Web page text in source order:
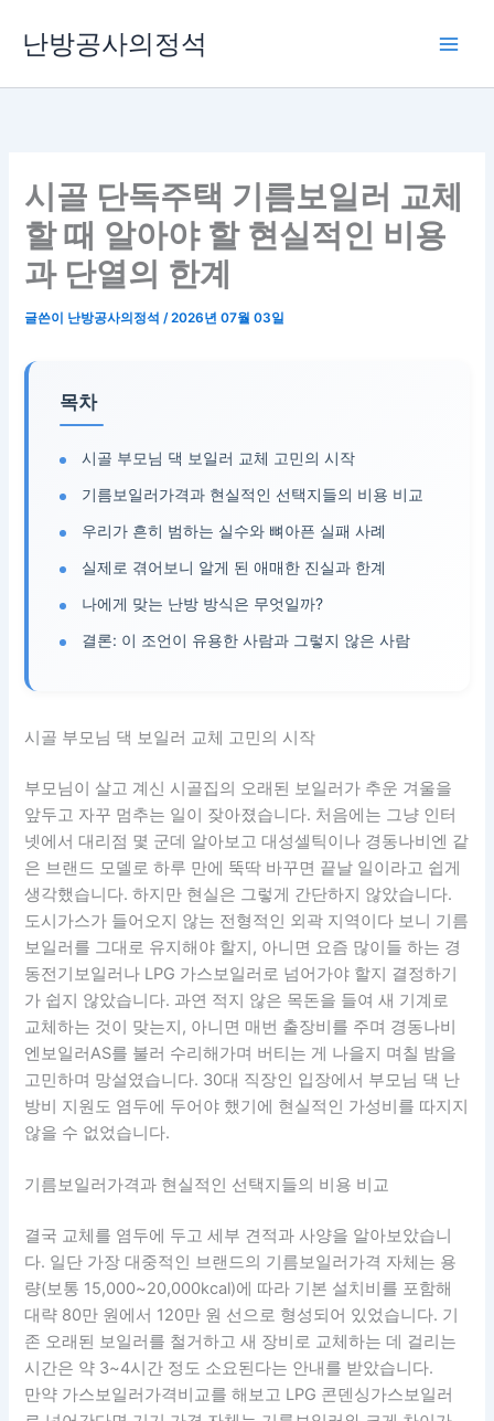
로
난방공사의정석
시골 단독주택 기름보일러 교체
할 때 알아야 할 현실적인 비용
과 단열의 한계
글쓴이 난방공사의정석/2026년 07월 03일
목차
시골 부모님 댁 보일러 교체 고민의 시작
기름보일러가격과 현실적인 선택지들의 비용 비교
우리가 흔히 범하는 실수와 뼈아픈 실패 사례
실제로 겪어보니 알게 된 애매한 진실과 한계
나에게 맞는 난방 방식은 무엇일까?
결론: 이 조언이 유용한 사람과 그렇지 않은 사람
시골 부모님 댁 보일러 교체 고민의 시작
부모님이 살고 계신 시골집의 오래된 보일러가 추운 겨울을
앞두고 자꾸 멈추는 일이 잦아졌습니다. 처음에는 그냥 인터
넷에서 대리점 몇 군데 알아보고 대성셀틱이나 경동나비엔 같
은 브랜드 모델로 하루 만에 뚝딱 바꾸면 끝날 일이라고 쉽게
생각했습니다. 하지만 현실은 그렇게 간단하지 않았습니다.
도시가스가 들어오지 않는 전형적인 외곽 지역이다 보니 기름
보일러를 그대로 유지해야 할지, 아니면 요즘 많이들 하는 경
동전기보일러나 LPG 가스보일러로 넘어가야 할지 결정하기
가 쉽지 않았습니다. 과연 적지 않은 목돈을 들여 새 기계로
교체하는 것이 맞는지, 아니면 매번 출장비를 주며 경동나비
엔보일러AS를 불러 수리해가며 버티는 게 나을지 며칠 밤을
고민하며 망설였습니다. 30대 직장인 입장에서 부모님 댁 난
방비 지원도 염두에 두어야 했기에 현실적인 가성비를 따지지
않을 수 없었습니다.
기름보일러가격과 현실적인 선택지들의 비용 비교
결국 교체를 염두에 두고 세부 견적과 사양을 알아보았습니
다. 일단 가장 대중적인 브랜드의 기름보일러가격 자체는 용
량(보통 15,000~20,000kcal)에 따라 기본 설치비를 포함해
대략 80만 원에서 120만 원 선으로 형성되어 있었습니다. 기
존 오래된 보일러를 철거하고 새 장비로 교체하는 데 걸리는
시간은 약 3~4시간 정도 소요된다는 안내를 받았습니다.
만약 가스보일러가격비교를 해보고 LPG 콘덴싱가스보일러